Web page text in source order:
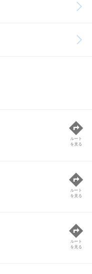
ルート
を見る
ルート
を見る
ルート
を見る